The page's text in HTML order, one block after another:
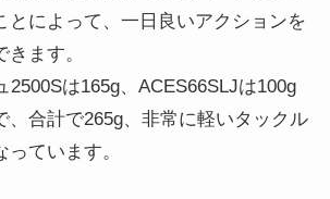
とによって、一日良いアクションを
ます。
2500Sは165g、ACES66SLJは100g
、合計で265g、非常に軽いタックル
ています。